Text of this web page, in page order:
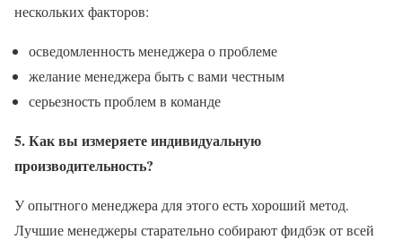
нескольких факторов:
осведомленность менеджера о проблеме
желание менеджера быть с вами честным
серьезность проблем в команде
5. Как вы измеряете индивидуальную
производительность?
У опытного менеджера для этого есть хороший метод.
Лучшие менеджеры старательно собирают фидбэк от всей